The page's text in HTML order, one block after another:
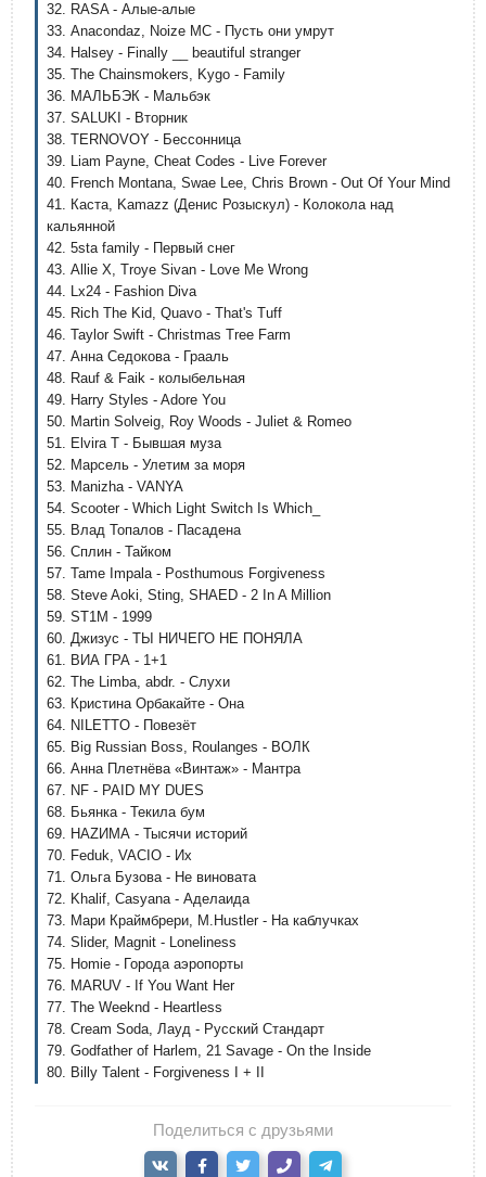
32. RASA - Алые-алые
33. Anacondaz, Noize MC - Пусть они умрут
34. Halsey - Finally __ beautiful stranger
35. The Chainsmokers, Kygo - Family
36. МАЛЬБЭК - Мальбэк
37. SALUKI - Вторник
38. TERNOVOY - Бессонница
39. Liam Payne, Cheat Codes - Live Forever
40. French Montana, Swae Lee, Chris Brown - Out Of Your Mind
41. Каста, Kamazz (Денис Розыскул) - Колокола над
кальянной
42. 5sta family - Первый снег
43. Allie X, Troye Sivan - Love Me Wrong
44. Lx24 - Fashion Diva
45. Rich The Kid, Quavo - That's Tuff
46. Taylor Swift - Christmas Tree Farm
47. Анна Седокова - Грааль
48. Rauf & Faik - колыбельная
49. Harry Styles - Adore You
50. Martin Solveig, Roy Woods - Juliet & Romeo
51. Elvira T - Бывшая муза
52. Марсель - Улетим за моря
53. Manizha - VANYA
54. Scooter - Which Light Switch Is Which_
55. Влад Топалов - Пасадена
56. Сплин - Тайком
57. Tame Impala - Posthumous Forgiveness
58. Steve Aoki, Sting, SHAED - 2 In A Million
59. ST1M - 1999
60. Джизус - ТЫ НИЧЕГО НЕ ПОНЯЛА
61. ВИА ГРА - 1+1
62. The Limba, abdr. - Слухи
63. Кристина Орбакайте - Она
64. NILETTO - Повезёт
65. Big Russian Boss, Roulanges - ВОЛК
66. Анна Плетнёва «Винтаж» - Мантра
67. NF - PAID MY DUES
68. Бьянка - Текила бум
69. НАZИМА - Тысячи историй
70. Feduk, VACIO - Их
71. Ольга Бузова - Не виновата
72. Khalif, Casyana - Аделаида
73. Мари Краймбрери, M.Hustler - На каблучках
74. Slider, Magnit - Loneliness
75. Homie - Города аэропорты
76. MARUV - If You Want Her
77. The Weeknd - Heartless
78. Cream Soda, Лауд - Русский Стандарт
79. Godfather of Harlem, 21 Savage - On the Inside
80. Billy Talent - Forgiveness I + II
Поделиться с друзьями